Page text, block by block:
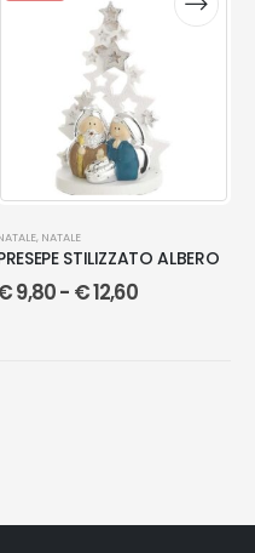
, NATALE
STILIZZATO ALBERO
9,80- €12,60